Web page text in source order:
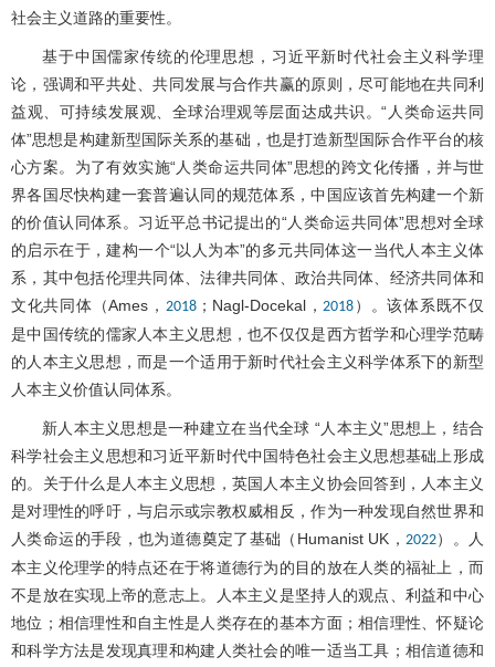
社会主义道路的重要性。
基于中国儒家传统的伦理思想，习近平新时代社会主义科学理
论，强调和平共处、共同发展与合作共赢的原则，尽可能地在共同利
益观、可持续发展观、全球治理观等层面达成共识。“人类命运共同
体”思想是构建新型国际关系的基础，也是打造新型国际合作平台的核
心方案。为了有效实施“人类命运共同体”思想的跨文化传播，并与世
界各国尽快构建一套普遍认同的规范体系，中国应该首先构建一个新
的价值认同体系。习近平总书记提出的“人类命运共同体”思想对全球
的启示在于，建构一个“以人为本”的多元共同体这一当代人本主义体
系，其中包括伦理共同体、法律共同体、政治共同体、经济共同体和
文化共同体（Ames， 2018；Nagl-Docekal， 2018 ）。该体系既不仅
是中国传统的儒家人本主义思想，也不仅仅是西方哲学和心理学范畴
的人本主义思想，而是一个适用于新时代社会主义科学体系下的新型
人本主义价值认同体系。
新人本主义思想是一种建立在当代全球 “人本主义”思想上，结合
科学社会主义思想和习近平新时代中国特色社会主义思想基础上形成
的。关于什么是人本主义思想，英国人本主义协会回答到，人本主义
是对理性的呼吁，与启示或宗教权威相反，作为一种发现自然世界和
人类命运的手段，也为道德奠定了基础（Humanist UK， 2022）。人
本主义伦理学的特点还在于将道德行为的目的放在人类的福祉上，而
不是放在实现上帝的意志上。人本主义是坚持人的观点、利益和中心
地位；相信理性和自主性是人类存在的基本方面；相信理性、怀疑论
和科学方法是发现真理和构建人类社会的唯一适当工具；相信道德和